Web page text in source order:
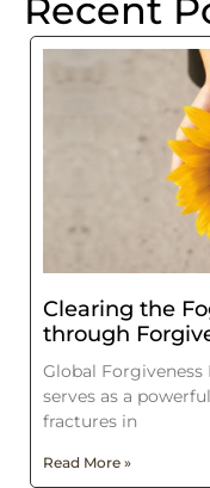
Recent
Clearing the
through
Global Forgiveness
serves as a
fractures in
Read More »